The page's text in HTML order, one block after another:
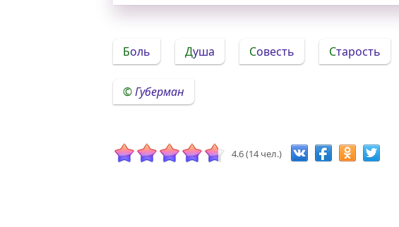
Боль Душа Совесть Старость
Губерман
4.6 (14 чел.)